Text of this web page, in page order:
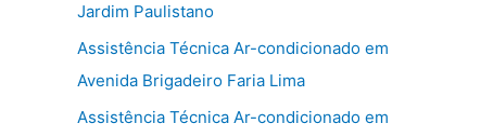
Jardim Paulistano
Assistência Técnica Ar-condicionado em
Avenida Brigadeiro Faria Lima
Assistência Técnica Ar-condicionado em